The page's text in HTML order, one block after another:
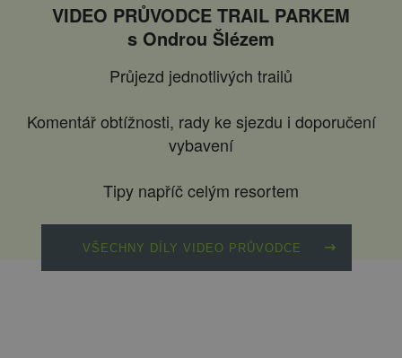
VIDEO PRŮVODCE TRAIL PARKEM
s Ondrou Šlézem
Průjezd jednotlivých trailů
Komentář obtížnosti, rady ke sjezdu i doporučení
vybavení
Tipy napříč celým resortem
VŠECHNY DÍLY VIDEO PRŮVODCE